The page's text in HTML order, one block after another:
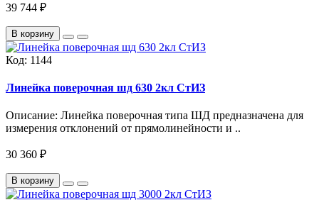
39 744 ₽
В корзину
Код: 1144
Линейка поверочная шд 630 2кл СтИЗ
Описание: Линейка поверочная типа ШД предназначена для
измерения отклонений от прямолинейности и ..
30 360 ₽
В корзину